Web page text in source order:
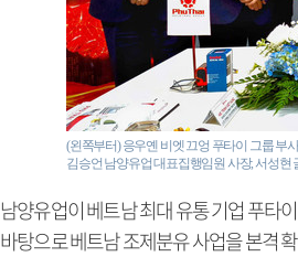
(왼쪽부터) 응우옌 비엣 끄엉 푸타이 그룹 부
김승언 남양유업 대표집행임원 사장, 서성
남양유업이 베트남 최대 유통 기업 푸타
바탕으로 베트남 조제분유 사업을 본격